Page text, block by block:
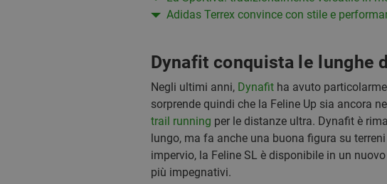
Adidas Terrex convince con stile e
Dynafit conquista le lunghe
Negli ultimi anni, Dynafitha avuto
sorprende quindi che la Feline Up sia ancora
trail running per le distanze ultra. Dynafit è
lungo, ma fa anche una buona figura su
impervio, la Feline SL è disponibile in un
più impegnativi.